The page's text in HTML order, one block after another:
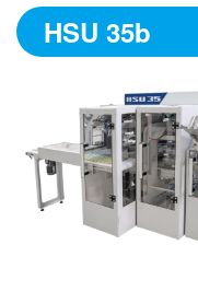
HSU 35b